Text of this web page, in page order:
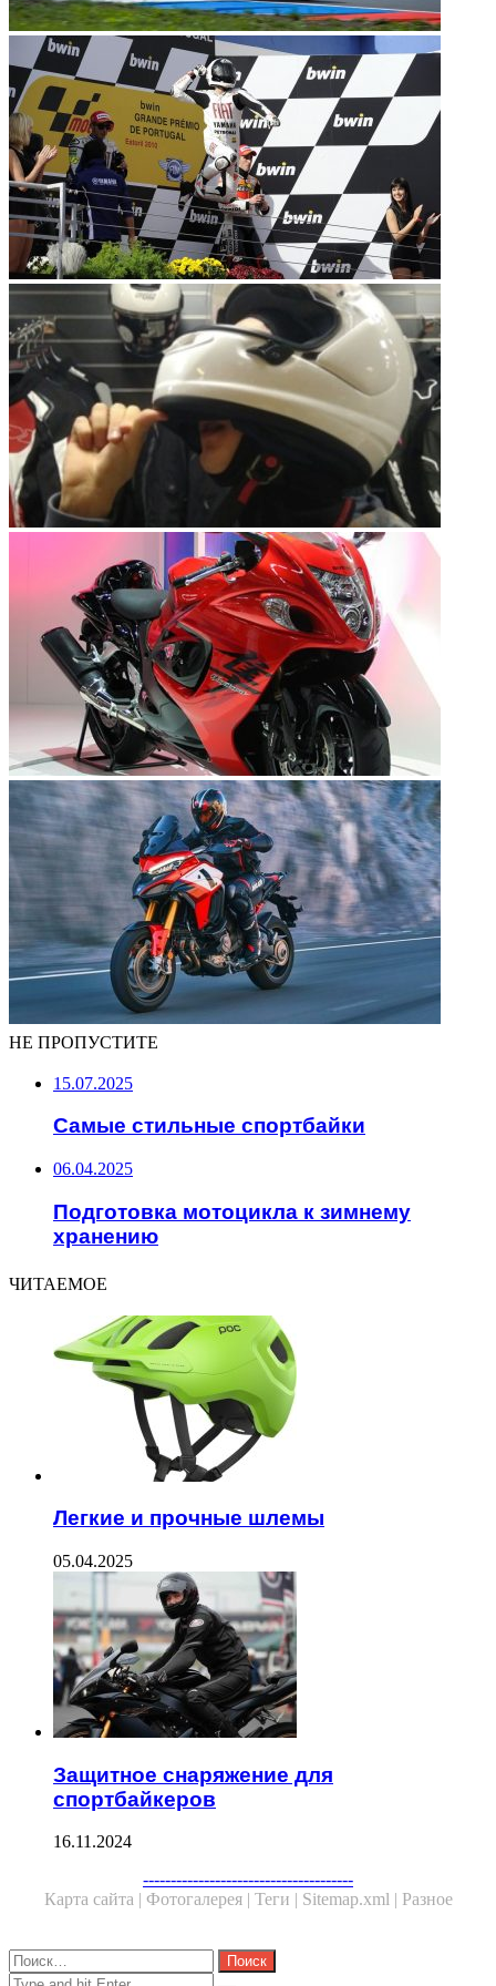
НЕ ПРОПУСТИТЕ
15.07.2025
Самые стильные спортбайки
06.04.2025
Подготовка мотоцикла к зимнему
хранению
ЧИТАЕМОЕ
Легкие и прочные шлемы
05.04.2025
Защитное снаряжение для
спортбайкеров
16.11.2024
--------------------------------------
Карта сайта | Фотогалерея | Теги | Sitemap.xml | Разное
Close
Найти:
Close